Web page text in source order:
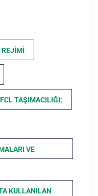
REJIMI
TAŞIMACILIĞI;
VE
KULLANILAN